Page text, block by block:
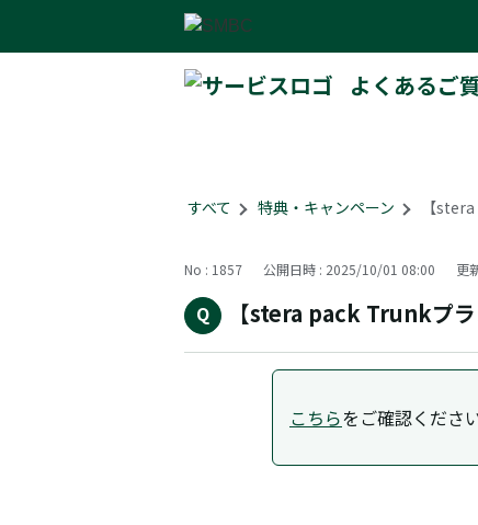
よくあるご
すべて > 特典・キャンペーン > 【
No : 1857 公開日時 : 2025/10/01 08:00 更
【stera pack Trunkプラ
こちらをご確認ください